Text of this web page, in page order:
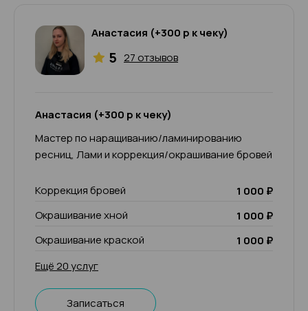
Анастасия (+300 р к чеку)
5 27 отзывов
Анастасия (+300 р к чеку)
Мастер по наращиванию/ламинированию
ресниц, Лами и коррекция/окрашивание бровей
Коррекция бровей
1 000 ₽
Окрашивание хной
1 000 ₽
Окрашивание краской
1 000 ₽
Ещё 20 услуг
Записаться